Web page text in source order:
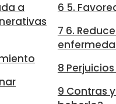
a
6 5.
7 6.
8
9 Contras